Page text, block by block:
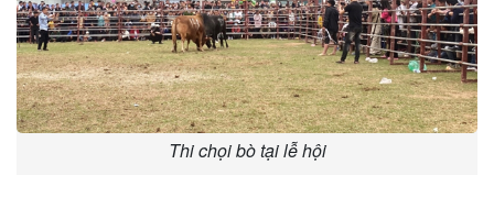
Thi chọi bò tại lễ hội